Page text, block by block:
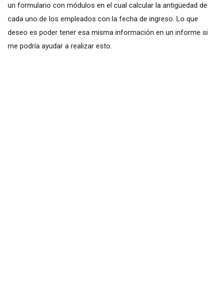
un formulario con módulos en el cual calcular la antigüedad de
cada uno de los empleados con la fecha de ingreso. Lo que
deseo es poder tener esa misma información en un informe si
me podría ayudar a realizar esto.